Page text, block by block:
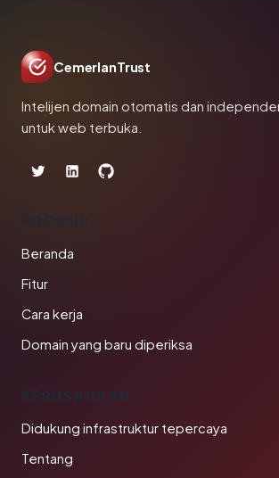
CemerlanTrust
Intelijen domain otomatis dan
untuk web terbuka.
PRODUK
Beranda
Fitur
Cara kerja
Domain yang baru diperiksa
PERUSAHAAN
Didukung infrastruktur tepercaya
Tentang